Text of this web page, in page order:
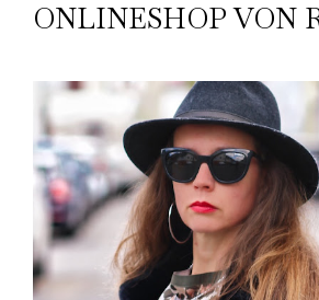
ONLINESHOP VON